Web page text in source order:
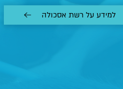
למידע על רשת אסכולה